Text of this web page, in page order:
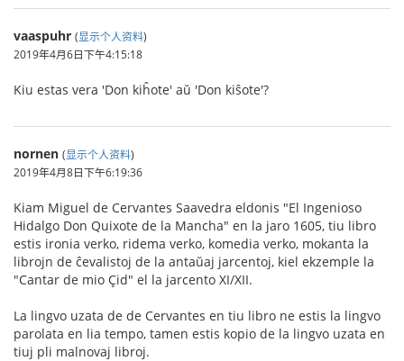
vaaspuhr (显示个人资料)
2019年4月6日下午4:15:18
Kiu estas vera 'Don kiĥote' aŭ 'Don kiŝote'?
nornen (显示个人资料)
2019年4月8日下午6:19:36
Kiam Miguel de Cervantes Saavedra eldonis "El Ingenioso
Hidalgo Don Quixote de la Mancha" en la jaro 1605, tiu libro
estis ironia verko, ridema verko, komedia verko, mokanta la
librojn de ĉevalistoj de la antaŭaj jarcentoj, kiel ekzemple la
"Cantar de mio Çid" el la jarcento XI/XII.
La lingvo uzata de de Cervantes en tiu libro ne estis la lingvo
parolata en lia tempo, tamen estis kopio de la lingvo uzata en
tiuj pli malnovaj libroj.